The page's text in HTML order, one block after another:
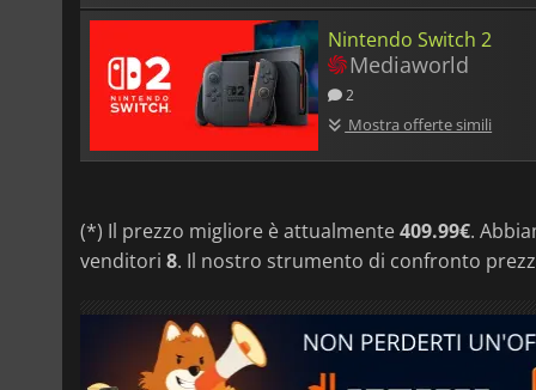
Nintendo Switch 2
Mediaworld
2
Mostra offerte simili
(*) Il prezzo migliore è attualmente409.99€.
venditori 8. Il nostro strumento di confronto